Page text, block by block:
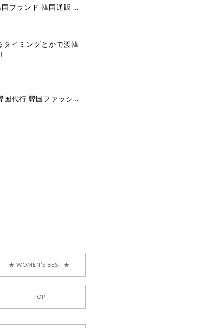
[COOR][WOMEN] Faux Suede Three-Button Blazer (Dark Brown) 正規品 韓国ブランド 韓国通販 韓国代行 韓国ファッション クール クーア クアー 日本 店舗
タイミングとかで渡韓
[COYSEIO] COY BUMBLE SNEAKERS GREY 正規品 韓国ブランド 韓国通販 韓国代行 韓国ファッション コイセイオ 日本 店舗
★ WOMEN’S BEST ★
TOP